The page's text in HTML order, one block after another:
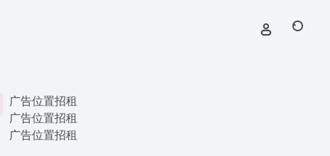
广告位置招租
广告位置招租
广告位置招租